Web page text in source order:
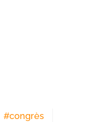
#congrès